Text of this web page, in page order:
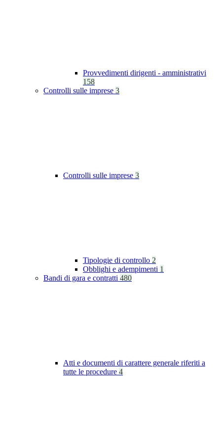
Provvedimenti dirigenti - amministrativi
158
Controlli sulle imprese 3
Controlli sulle imprese 3
Tipologie di controllo 2
Obblighi e adempimenti 1
Bandi di gara e contratti 480
Atti e documenti di carattere generale riferiti a
tutte le procedure 4